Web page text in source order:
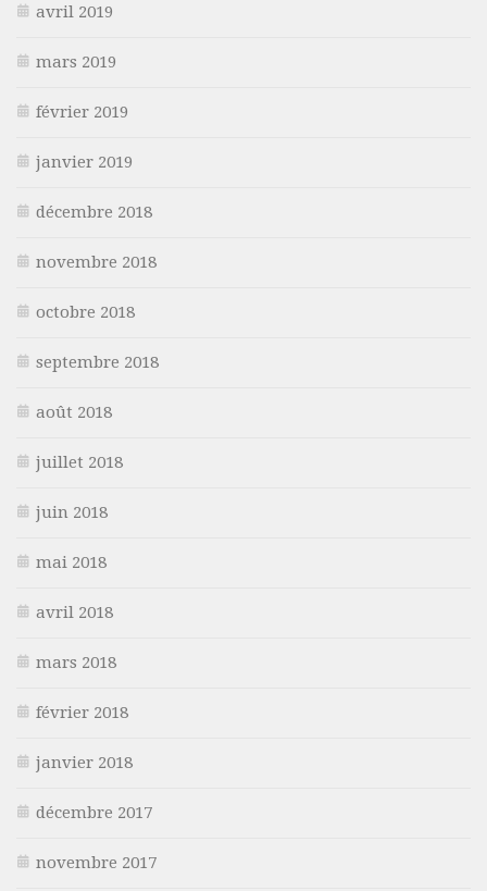
avril 2019
mars 2019
février 2019
janvier 2019
décembre 2018
novembre 2018
octobre 2018
septembre 2018
août 2018
juillet 2018
juin 2018
mai 2018
avril 2018
mars 2018
février 2018
janvier 2018
décembre 2017
novembre 2017